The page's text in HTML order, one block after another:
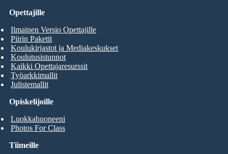
Opiskelijoille
Luokkahuoneeni
Photos For Class
Opettajille
Ilmainen Versio Opettajille
Piirin Paketit
Koulukirjastot ja Mediakeskukset
Koulutusistunnot
Kaikki Opettajaresurssit
Työarkkimallit
Julistemallit
Tiimeille